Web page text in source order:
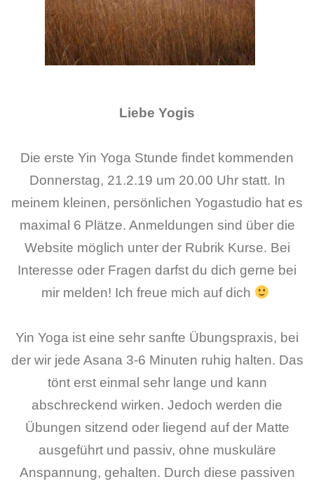
Liebe Yogis
Die erste Yin Yoga Stunde findet kommenden
Donnerstag, 21.2.19 um 20.00 Uhr statt. In
meinem kleinen, persönlichen Yogastudio hat es
maximal 6 Plätze. Anmeldungen sind über die
Website möglich unter der Rubrik Kurse. Bei
Interesse oder Fragen darfst du dich gerne bei
mir melden! Ich freue mich auf dich
Yin Yoga ist eine sehr sanfte Übungspraxis, bei
der wir jede Asana 3-6 Minuten ruhig halten. Das
tönt erst einmal sehr lange und kann
abschreckend wirken. Jedoch werden die
Übungen sitzend oder liegend auf der Matte
ausgeführt und passiv, ohne muskuläre
Anspannung, gehalten. Durch diese passiven